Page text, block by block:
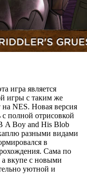
игра является
игры с таким же
NES. Новая версия
полной отрисовкой
A Boy and His Blob
разными видами
в
Сама по
а вкупе с новыми
уютной и